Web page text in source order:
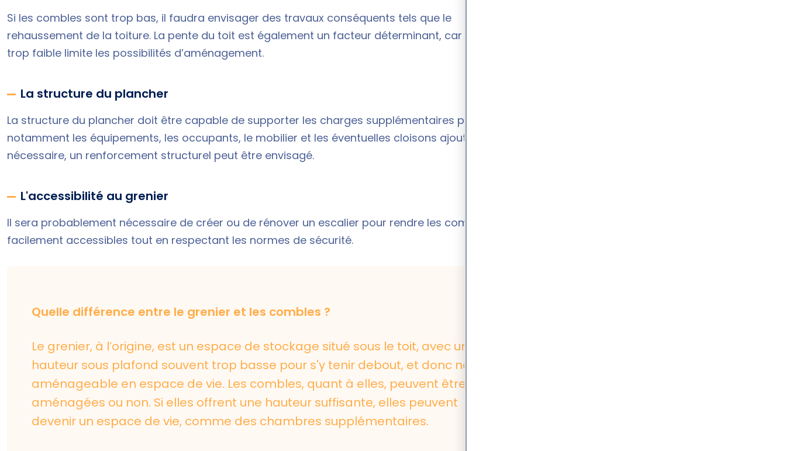
Si les combles sont trop bas, il faudra envisager des travaux conséquents tels que le
rehaussement de la toiture. La pente du toit est également un facteur déterminant, car une pente
trop faible limite les possibilités d’aménagement.
La structure du plancher
La structure du plancher doit être capable de supporter les charges supplémentaires prévues,
notamment les équipements, les occupants, le mobilier et les éventuelles cloisons ajoutées. Si
nécessaire, un renforcement structurel peut être envisagé.
L'accessibilité au grenier
Il sera probablement nécessaire de créer ou de rénover un escalier pour rendre les combles
facilement accessibles tout en respectant les normes de sécurité.
Quelle différence entre le grenier et les combles ?
Le grenier, à l’origine, est un espace de stockage situé sous le toit, avec une
hauteur sous plafond souvent trop basse pour s'y tenir debout, et donc non
aménageable en espace de vie. Les combles, quant à elles, peuvent être
aménagées ou non. Si elles offrent une hauteur suffisante, elles peuvent
devenir un espace de vie, comme des chambres supplémentaires.